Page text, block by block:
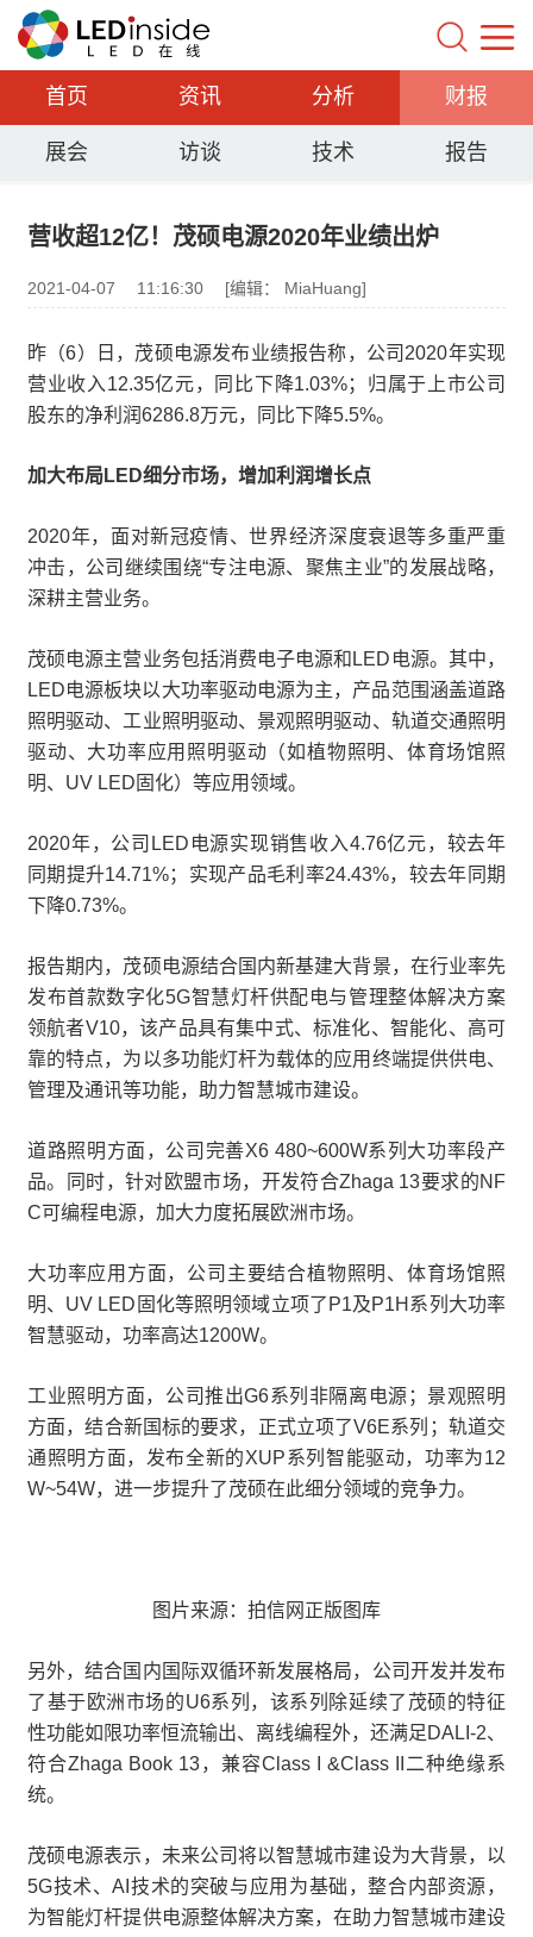
首页 资讯 分析 财报
展会 访谈 技术 报告
营收超12亿！茂硕电源2020年业绩出炉
2021-04-07 11:16:30 [编辑： MiaHuang]
昨（6）日，茂硕电源发布业绩报告称，公司2020年实现
营业收入12.35亿元，同比下降1.03%；归属于上市公司
股东的净利润6286.8万元，同比下降5.5%。
加大布局LED细分市场，增加利润增长点
2020年，面对新冠疫情、世界经济深度衰退等多重严重
冲击，公司继续围绕“专注电源、聚焦主业”的发展战略，
深耕主营业务。
茂硕电源主营业务包括消费电子电源和LED电源。其中，
LED电源板块以大功率驱动电源为主，产品范围涵盖道路
照明驱动、工业照明驱动、景观照明驱动、轨道交通照明
驱动、大功率应用照明驱动（如植物照明、体育场馆照
明、UV LED固化）等应用领域。
2020年，公司LED电源实现销售收入4.76亿元，较去年
同期提升14.71%；实现产品毛利率24.43%，较去年同期
下降0.73%。
报告期内，茂硕电源结合国内新基建大背景，在行业率先
发布首款数字化5G智慧灯杆供配电与管理整体解决方案
领航者V10，该产品具有集中式、标准化、智能化、高可
靠的特点，为以多功能灯杆为载体的应用终端提供供电、
管理及通讯等功能，助力智慧城市建设。
道路照明方面，公司完善X6 480~600W系列大功率段产
品。同时，针对欧盟市场，开发符合Zhaga 13要求的NF
C可编程电源，加大力度拓展欧洲市场。
大功率应用方面，公司主要结合植物照明、体育场馆照
明、UV LED固化等照明领域立项了P1及P1H系列大功率
智慧驱动，功率高达1200W。
工业照明方面，公司推出G6系列非隔离电源；景观照明
方面，结合新国标的要求，正式立项了V6E系列；轨道交
通照明方面，发布全新的XUP系列智能驱动，功率为12
W~54W，进一步提升了茂硕在此细分领域的竞争力。
图片来源：拍信网正版图库
另外，结合国内国际双循环新发展格局，公司开发并发布
了基于欧洲市场的U6系列，该系列除延续了茂硕的特征
性功能如限功率恒流输出、离线编程外，还满足DALI-2、
符合Zhaga Book 13，兼容Class I &Class II二种绝缘系
统。
茂硕电源表示，未来公司将以智慧城市建设为大背景，以
5G技术、AI技术的突破与应用为基础，整合内部资源，
为智能灯杆提供电源整体解决方案，在助力智慧城市建设